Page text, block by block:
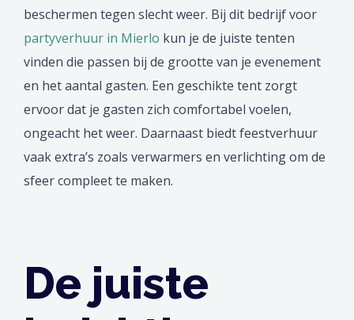
beschermen tegen slecht weer. Bij dit bedrijf voor
partyverhuur in Mierlo kun je de juiste tenten
vinden die passen bij de grootte van je evenement
en het aantal gasten. Een geschikte tent zorgt
ervoor dat je gasten zich comfortabel voelen,
ongeacht het weer. Daarnaast biedt feestverhuur
vaak extra’s zoals verwarmers en verlichting om de
sfeer compleet te maken.
De juiste